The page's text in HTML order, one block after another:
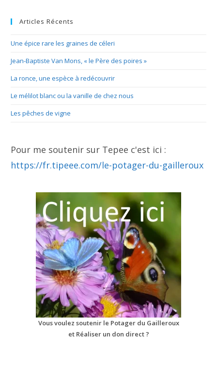
Articles Récents
Une épice rare les graines de céleri
Jean-Baptiste Van Mons, « le Père des poires »
La ronce, une espèce à redécouvrir
Le mélilot blanc ou la vanille de chez nous
Les pêches de vigne
Pour me soutenir sur Tepee c'est ici :
https://fr.tipeee.com/le-potager-du-gailleroux
Vous voulez soutenir le Potager du Gailleroux
et Réaliser un don direct ?